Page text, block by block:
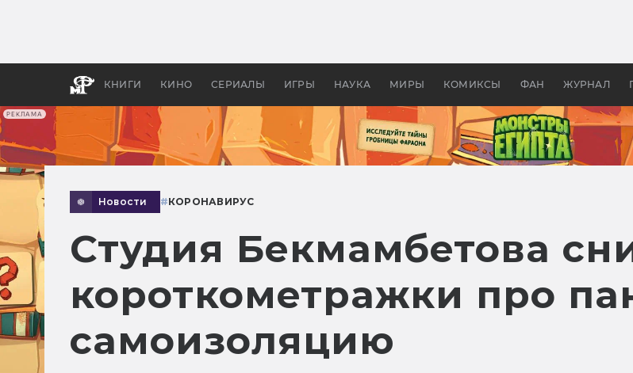
РЕКЛАМА
КНИГИ КИНО СЕРИАЛЫ ИГРЫ НАУКА МИРЫ КОМИКСЫ ФАН ЖУРНАЛ
апокалипсис, в России —
бы
Новости #КОРОНАВИРУС
Студия Бекмамбетова
короткометражки про
самоизоляцию